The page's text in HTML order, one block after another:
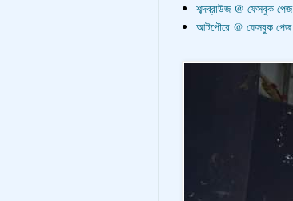
শব্দব্রাউজ @ ফেসবুক পেজ
আটপৌরে @ ফেসবুক পেজ